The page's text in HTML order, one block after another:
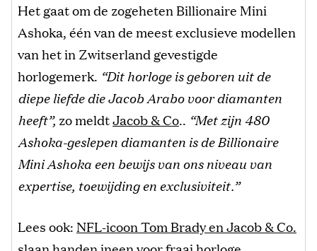
Het gaat om de zogeheten Billionaire Mini
Ashoka, één van de meest exclusieve modellen
van het in Zwitserland gevestigde
horlogemerk. “Dit horloge is geboren uit de
diepe liefde die Jacob Arabo voor diamanten
heeft”, zo meldtJacob & Co.. “Met zijn 480
Ashoka-geslepen diamanten is de Billionaire
Mini Ashoka een bewijs van ons niveau van
expertise, toewijding en exclusiviteit.”
Lees ook:NFL-icoon Tom Brady en Jacob & Co.